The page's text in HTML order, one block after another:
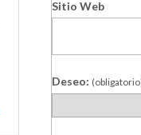
Sitio Web
Deseo: